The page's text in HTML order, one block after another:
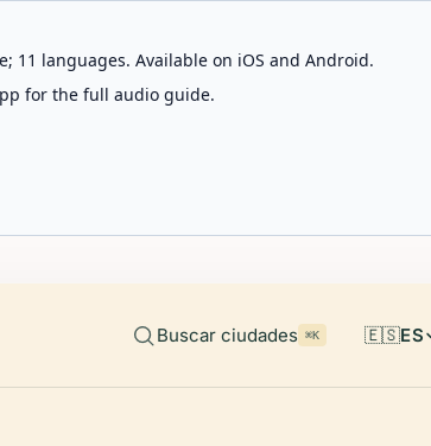
11 languages. Available on iOS and Android.
for the full audio guide.
Buscar ciudades ⌘K 🇪🇸ES